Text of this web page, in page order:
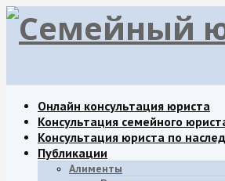
Онлайн консультация юриста
Консультация семейного
Консультация юриста по
Публикации
Алименты